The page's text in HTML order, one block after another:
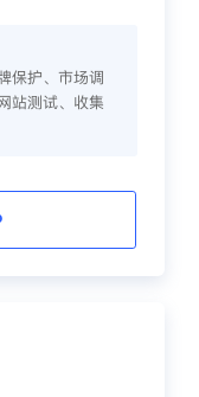
保护、市场调
站测试、收集